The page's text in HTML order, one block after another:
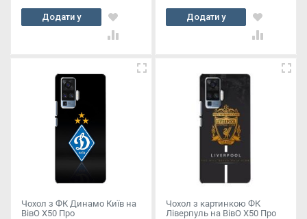
Додати у
кошик
Додати у
кошик
Чохол з ФК Динамо Київ на
ВівО X50 Про
Чохол з картинкою ФК
Ліверпуль на ВівО X50 Про